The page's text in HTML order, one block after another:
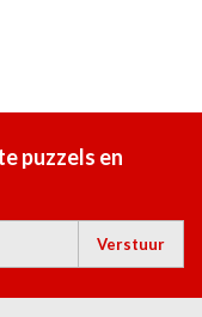
puzzels en
Verstuur